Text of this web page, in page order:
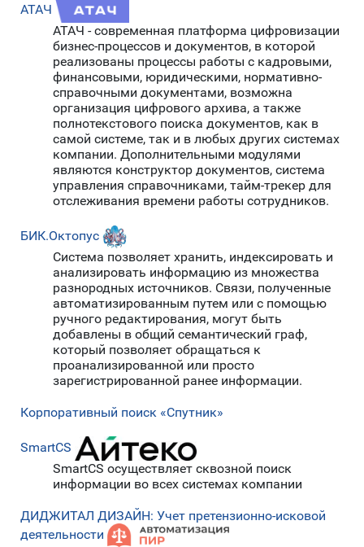
АТАЧ
АТАЧ - современная платформа цифровизации
бизнес-процессов и документов, в которой
реализованы процессы работы с кадровыми,
финансовыми, юридическими, нормативно-
справочными документами, возможна
организация цифрового архива, а также
полнотекстового поиска документов, как в
самой системе, так и в любых других системах
компании. Дополнительными модулями
являются конструктор документов, система
управления справочниками, тайм-трекер для
отслеживания времени работы сотрудников.
БИК.Октопус
Система позволяет хранить, индексировать и
анализировать информацию из множества
разнородных источников. Связи, полученные
автоматизированным путем или с помощью
ручного редактирования, могут быть
добавлены в общий семантический граф,
который позволяет обращаться к
проанализированной или просто
зарегистрированной ранее информации.
Корпоративный поиск «Спутник»
SmartCS
SmartCS осуществляет сквозной поиск
информации во всех системах компании
ДИДЖИТАЛ ДИЗАЙН: Учет претензионно-исковой
деятельности